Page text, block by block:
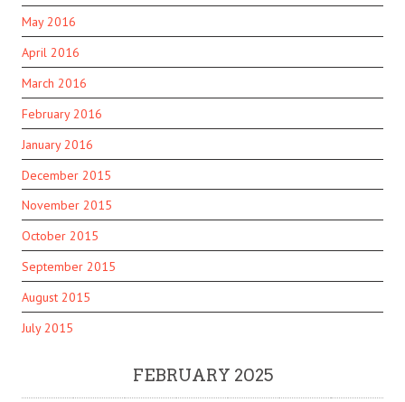
May 2016
April 2016
March 2016
February 2016
January 2016
December 2015
November 2015
October 2015
September 2015
August 2015
July 2015
FEBRUARY 2025